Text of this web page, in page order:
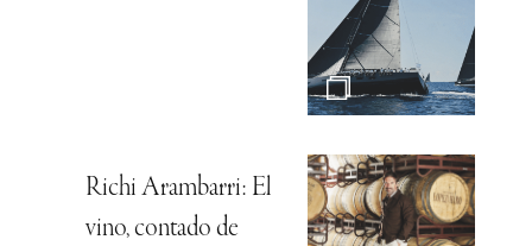
Richi Arambarri: El
vino, contado de